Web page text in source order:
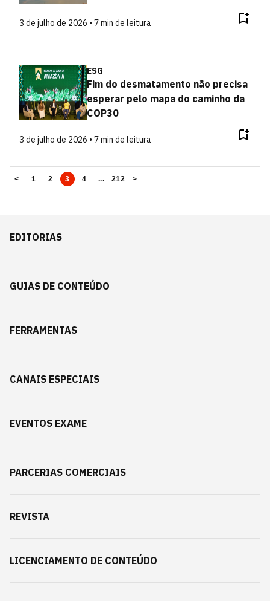
3 de julho de 2026 • 7 min de leitura
ESG
Fim do desmatamento não precisa
esperar pelo mapa do caminho da
COP30
3 de julho de 2026 • 7 min de leitura
< 1 2 3 4 ... 212 >
EDITORIAS
GUIAS DE CONTEÚDO
FERRAMENTAS
CANAIS ESPECIAIS
EVENTOS EXAME
PARCERIAS COMERCIAIS
REVISTA
LICENCIAMENTO DE CONTEÚDO